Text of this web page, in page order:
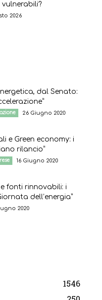
2026
dal Senato:
26 Giugno 2020
e Green economy: i
rilancio”
16 Giugno 2020
fonti rinnovabili: i
dell’energia”
2020
1546